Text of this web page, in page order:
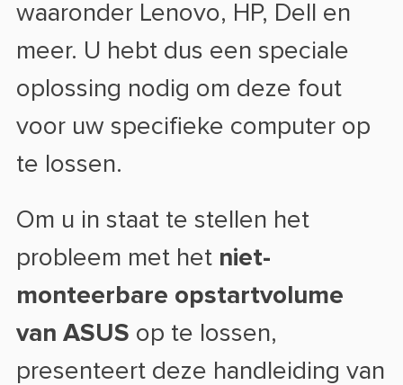
waaronder Lenovo, HP, Dell en
meer. U hebt dus een speciale
oplossing nodig om deze fout
voor uw specifieke computer op
te lossen.
Om u in staat te stellen het
probleem met het niet-
monteerbare opstartvolume
van ASUS op te lossen,
presenteert deze handleiding van